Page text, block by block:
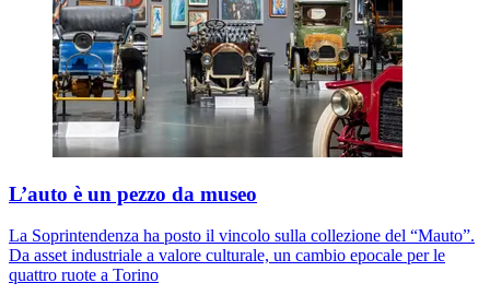
L’auto è un pezzo da museo
La Soprintendenza ha posto il vincolo sulla collezione del “Mauto”.
Da asset industriale a valore culturale, un cambio epocale per le
quattro ruote a Torino